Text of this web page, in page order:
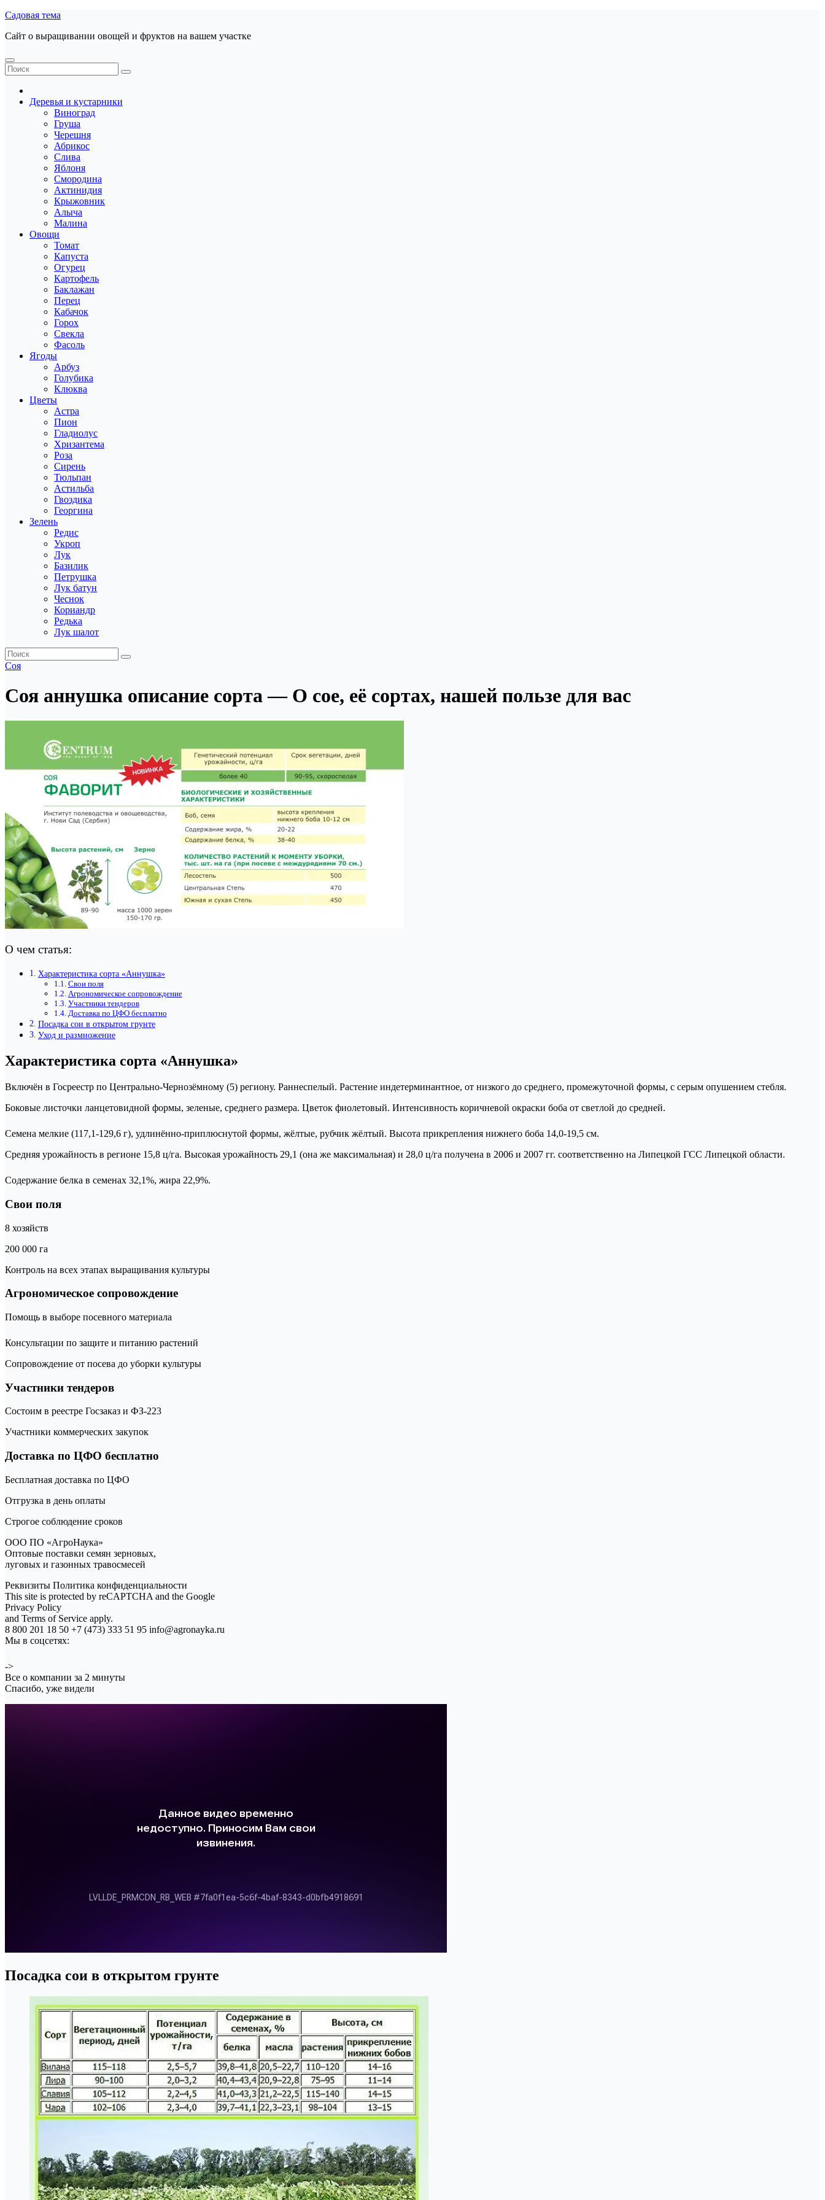
Перейти
содержанию
Садовая тема
Сайт о выращивании овощей и фруктов на вашем участке
Деревья и кустарники
Виноград
Груша
Черешня
Абрикос
Слива
Яблоня
Смородина
Актинидия
Крыжовник
Алыча
Малина
Овощи
Томат
Капуста
Огурец
Картофель
Баклажан
Перец
Кабачок
Горох
Свекла
Фасоль
Ягоды
Арбуз
Голубика
Клюква
Цветы
Астра
Пион
Гладиолус
Хризантема
Роза
Сирень
Тюльпан
Астильба
Гвоздика
Георгина
Зелень
Редис
Укроп
Лук
Базилик
Петрушка
Лук батун
Чеснок
Кориандр
Редька
Лук шалот
Соя
Соя аннушка описание сорта — О сое, её сортах, нашей пользе для вас
О чем статья:
Характеристика сорта «Аннушка»
Свои поля
Агрономическое сопровождение
Участники тендеров
Доставка по ЦФО бесплатно
Посадка сои в открытом грунте
Уход и размножение
Характеристика сорта «Аннушка»
Включён в Госреестр по Центрально-Чернозёмному (5) региону. Раннеспелый. Растение индетерминантное, от низкого до среднего, промежуточной формы, с серым опушением стебля.
Боковые листочки ланцетовидной формы, зеленые, среднего размера. Цветок фиолетовый. Интенсивность коричневой окраски боба от светлой до средней.
Семена мелкие (117,1-129,6 г), удлинённо-приплюснутой формы, жёлтые, рубчик жёлтый. Высота прикрепления нижнего боба 14,0-19,5 см.
Средняя урожайность в регионе 15,8 ц/га. Высокая урожайность 29,1 (она же максимальная) и 28,0 ц/га получена в 2006 и 2007 гг. соответственно на Липецкой ГСС Липецкой области.
Содержание белка в семенах 32,1%, жира 22,9%.
Свои поля
8 хозяйств
200 000 га
Контроль на всех этапах выращивания культуры
Агрономическое сопровождение
Помощь в выборе посевного материала
Консультации по защите и питанию растений
Сопровождение от посева до уборки культуры
Участники тендеров
Состоим в реестре Госзаказ и ФЗ-223
Участники коммерческих закупок
Доставка по ЦФО бесплатно
Бесплатная доставка по ЦФО
Отгрузка в день оплаты
Строгое соблюдение сроков
ООО ПО «АгроНаука»
Оптовые поставки семян зерновых,
луговых и газонных травосмесей
Реквизиты Политика конфиденциальности
This site is protected by reCAPTCHA and the Google
Privacy Policy
and Terms of Service apply.
8 800 201 18 50 +7 (473) 333 51 95 info@agronayka.ru
Мы в соцсетях:
->
Все о компании за 2 минуты
Спасибо, уже видели
Посадка сои в открытом грунте